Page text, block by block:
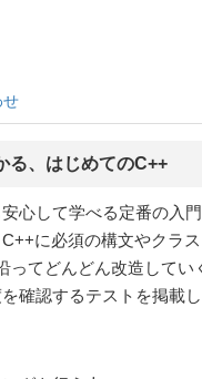
せ
る、はじめてのC++
心して学べる定番の入
に必須の構文やクラ
ってどんどん改造して
確認するテストを掲載